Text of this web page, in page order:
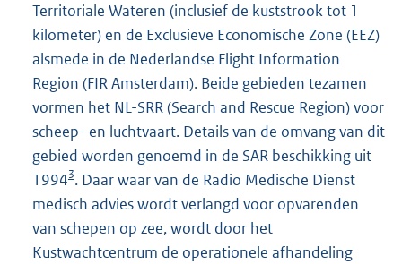
Territoriale Wateren (inclusief de kuststrook tot 1
kilometer) en de Exclusieve Economische Zone (EEZ)
alsmede in de Nederlandse Flight Information
Region (FIR Amsterdam). Beide gebieden tezamen
vormen het NL-SRR (Search and Rescue Region) voor
scheep- en luchtvaart. Details van de omvang van dit
gebied worden genoemd in de SAR beschikking uit
19943. Daar waar van de Radio Medische Dienst
medisch advies wordt verlangd voor opvarenden
van schepen op zee, wordt door het
Kustwachtcentrum de operationele afhandeling